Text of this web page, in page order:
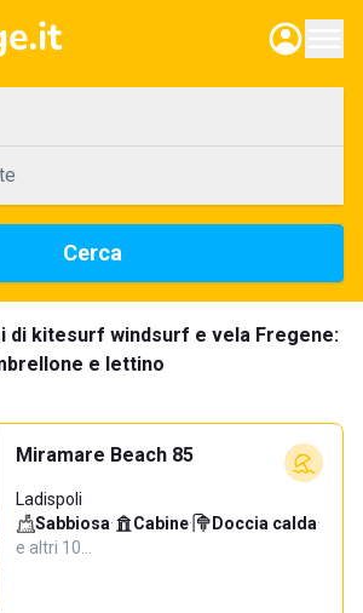
Cerca
di kitesurf windsurf e vela Fregene:
e lettino
Miramare Beach 85
Ladispoli
Sabbiosa· Cabine· Doccia calda·
e altri 10…